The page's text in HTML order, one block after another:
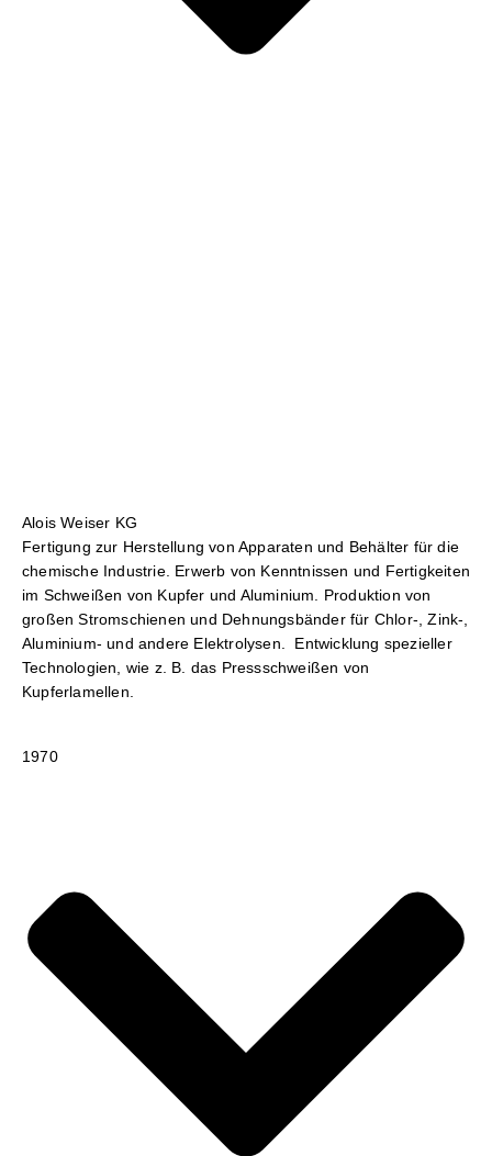
Alois Weiser KG
Fertigung zur Herstellung von Apparaten und Behälter für die
chemische Industrie. Erwerb von Kenntnissen und Fertigkeiten
im Schweißen von Kupfer und Aluminium. Produktion von
großen Stromschienen und Dehnungsbänder für Chlor-, Zink-,
Aluminium- und andere Elektrolysen. Entwicklung spezieller
Technologien, wie z. B. das Pressschweißen von
Kupferlamellen.
1970